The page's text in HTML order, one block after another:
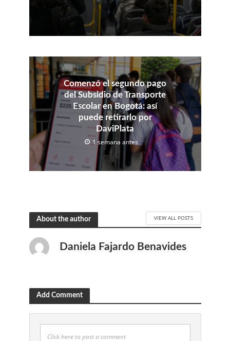
Comenzó el segundo pago
del Subsidio de Transporte
Escolar en Bogotá: así
puede retirarlo por
DaviPlata
1 semana antes
About the author VIEW ALL POSTS
Daniela Fajardo Benavides
Add Comment
Click here to post a comment